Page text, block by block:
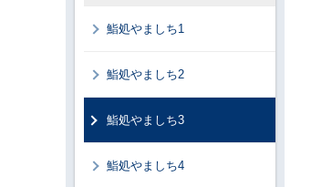
鮨処やましち1
鮨処やましち2
鮨処やましち3
鮨処やましち4